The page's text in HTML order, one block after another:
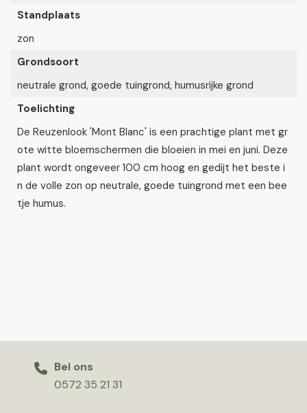
Standplaats
zon
Grondsoort
neutrale grond, goede tuingrond, humusrijke grond
Toelichting
De Reuzenlook 'Mont Blanc' is een prachtige plant met gr
ote witte bloemschermen die bloeien in mei en juni. Deze
plant wordt ongeveer 100 cm hoog en gedijt het beste i
n de volle zon op neutrale, goede tuingrond met een bee
tje humus.
Bel ons
0572 35 21 31